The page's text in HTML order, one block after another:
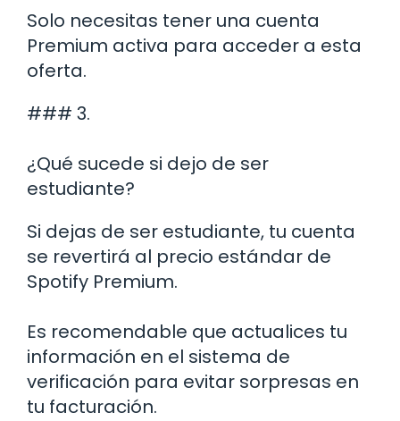
Solo necesitas tener una cuenta
Premium activa para acceder a esta
oferta.
### 3.
¿Qué sucede si dejo de ser
estudiante?
Si dejas de ser estudiante, tu cuenta
se revertirá al precio estándar de
Spotify Premium.
Es recomendable que actualices tu
información en el sistema de
verificación para evitar sorpresas en
tu facturación.